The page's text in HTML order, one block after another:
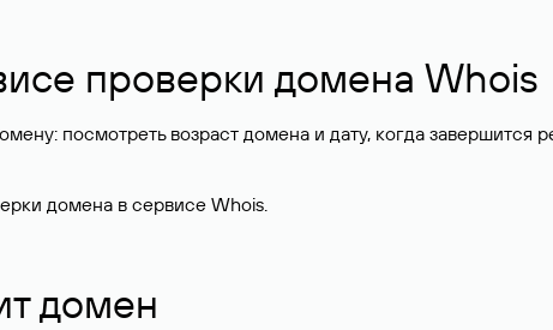
проверки домена Whois
посмотреть возраст домена и дату, когда завершится
домена в сервисе Whois.
домен